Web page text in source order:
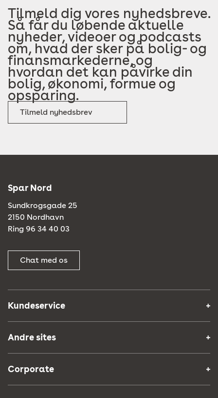
Tilmeld dig vores nyhedsbreve.
Så får du løbende aktuelle
nyheder, videoer og podcasts
om, hvad der sker på bolig- og
finansmarkederne, og
hvordan det kan påvirke din
bolig, økonomi, formue og
opsparing.
Tilmeld nyhedsbrev
Spar Nord
Sundkrogsgade 25
2150 Nordhavn
Ring 96 34 40 03
Chat med os
Kundeservice
Andre sites
Corporate